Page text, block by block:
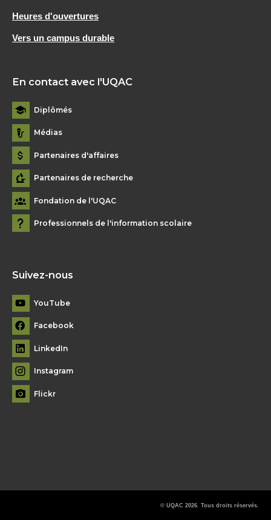
Heures d'ouvertures
Vers un campus durable
En contact avec l'UQAC
Diplômés
Médias
Partenaires d'affaires
Partenaires de recherche
Fondation de l'UQAC
Professionnels de l'information scolaire
Suivez-nous
YouTube
Facebook
LinkedIn
Instagram
Flickr
© UQAC 2026. Tous droits réservés.